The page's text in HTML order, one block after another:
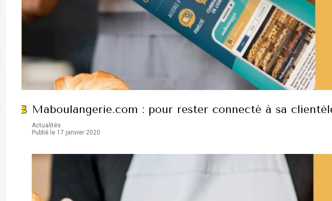
Maboulangerie.com : pour rester connecté à sa
Actualités
Publié le 17 janvier 2020